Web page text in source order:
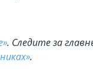
. Cледите за
.